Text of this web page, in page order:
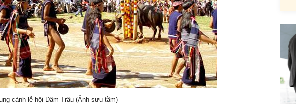
cảnh lễ hội Đâm Trâu (Ảnh sưu tầm)